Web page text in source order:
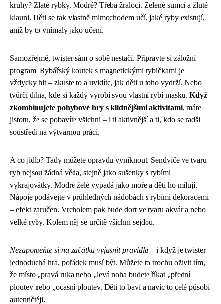
kruhy? Zlaté rybky. Modré? Třeba žraloci. Zelené sumci a žluté
klauni. Děti se tak vlastně mimochodem učí, jaké ryby existují,
aniž by to vnímaly jako učení.
Samozřejmě, twister sám o sobě nestačí. Připravte si záložní
program. Rybářský koutek s magnetickými rybičkami je
vždycky hit – zkuste to a uvidíte, jak děti u toho vydrží. Nebo
tvůrčí dílna, kde si každý vyrobí svou vlastní rybí masku. Když
zkombinujete pohybové hry s klidnějšími aktivitami, máte
jistotu, že se pobavíte všichni – i ti aktivnější a ti, kdo se radši
soustředí na výtvarnou práci.
A co jídlo? Tady můžete opravdu vyniknout. Sendviče ve tvaru
ryb nejsou žádná věda, stejně jako sušenky s rybími
vykrajovátky. Modré želé vypadá jako moře a děti ho milují.
Nápoje podávejte v průhledných nádobách s rybími dekoracemi
– efekt zaručen. Vrcholem pak bude dort ve tvaru akvária nebo
velké ryby. Kolem něj se určitě všichni sejdou.
Nezapomeňte si na začátku vyjasnit pravidla – i když je twister
jednoduchá hra, pořádek musí být. Můžete to trochu oživit tím,
že místo „pravá ruka nebo „levá noha budete říkat „přední
ploutev nebo „ocasní ploutev. Děti to baví a navíc to celé působí
autentičtěji.